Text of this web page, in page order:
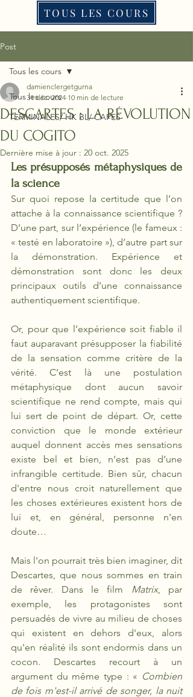
TOUS LES COURS
Post
Tous les cours
TERMINALES/ HK BL/ CAPES
Tous les cours
DESCARTES : LA RÉVOLUTION
DU COGITO
damienclergetgurna
31 déc. 2024 10 min de lecture
Dernière mise à jour : 20 oct. 2025
Les présupposés métaphysiques de
la science
Sur quoi repose la certitude que l’on
attache à la connaissance scientifique ?
D’une part, sur l’expérience (le fameux :
« testé en laboratoire »), d’autre part sur
la démonstration. Expérience et
démonstration sont donc les deux
principaux outils d’une connaissance
authentiquement scientifique.
Or, pour que l’expérience soit fiable il
faut auparavant présupposer la fiabilité
de la sensation comme critère de la
vérité. C’est là une postulation
métaphysique dont aucun savoir
scientifique ne rend compte, mais qui
lui sert de point de départ. Or, cette
conviction que le monde extérieur
auquel donnent accès mes sensations
existe bel et bien, n’est pas d’une
infrangible certitude. Bien sûr, chacun
d'entre nous croit naturellement que
les choses extérieures existent hors de
lui et, en général, personne n'en
doute…
Mais l'on pourrait très bien imaginer, dit
Descartes, que nous sommes en train
de rêver. Dans le film Matrix, par
exemple, les protagonistes sont
persuadés de vivre au milieu de choses
qui existent en dehors d'eux, alors
qu'en réalité ils sont endormis dans un
cocon. Descartes recourt à un
argument du même type : « Combien
de fois m'est-il arrivé de songer, la nuit